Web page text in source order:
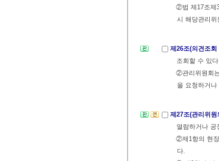
②법 제17조제
시 해당관리
제26조(의견조
조회할 수 있
②관리위원회
을 요청하거
제27조(관리위
열람하거나
②제1항의 현
다.